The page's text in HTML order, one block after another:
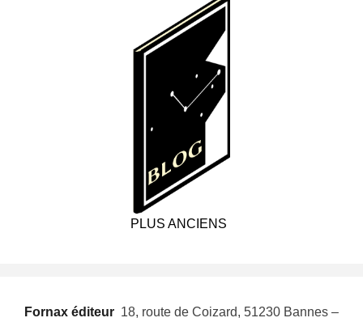
PLUS ANCIENS
Fornax éditeur  18, route de Coizard, 51230 Bannes –